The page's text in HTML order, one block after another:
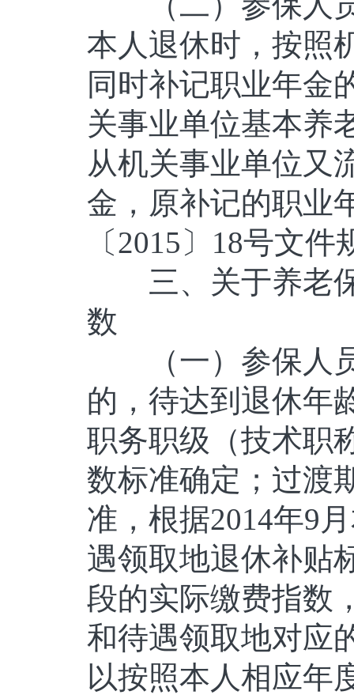
本人退休时，按照
同时补记职业年金
关事业单位基本养
从机关事业单位又
金，原补记的职业
〔2015〕18号文
三、关于养老保
数
（一）参保人员
的，待达到退休年
职务职级（技术职
数标准确定；过渡
准，根据2014年9
遇领取地退休补贴
段的实际缴费指数
和待遇领取地对应
以按照本人相应年